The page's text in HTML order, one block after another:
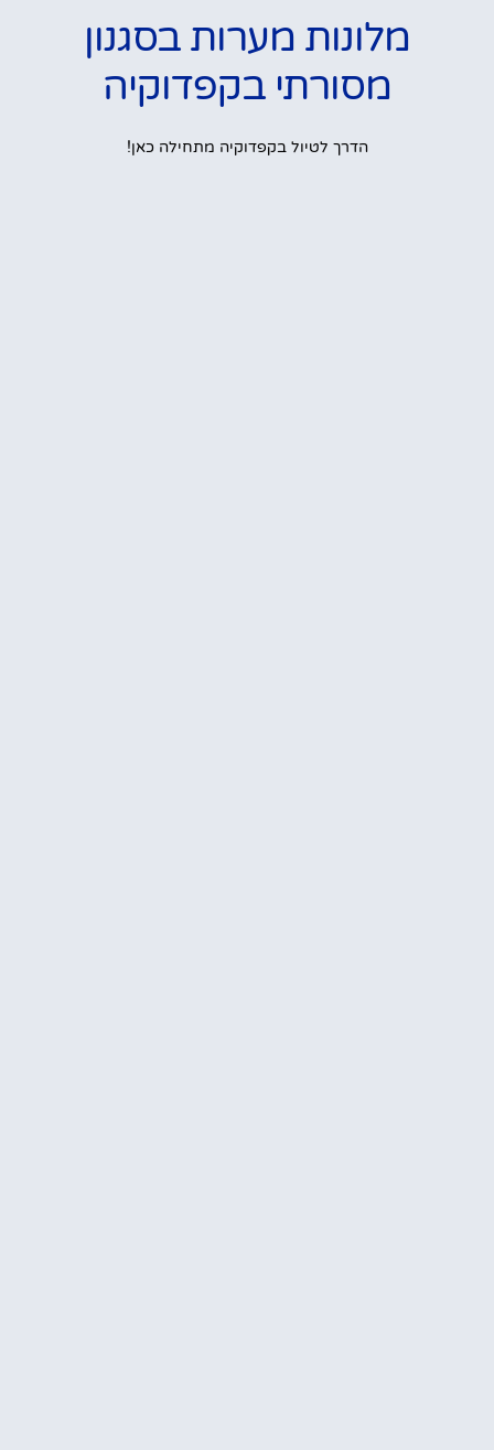
מלונות מערות בסגנון
מסורתי בקפדוקיה
הדרך לטיול בקפדוקיה מתחילה כאן!